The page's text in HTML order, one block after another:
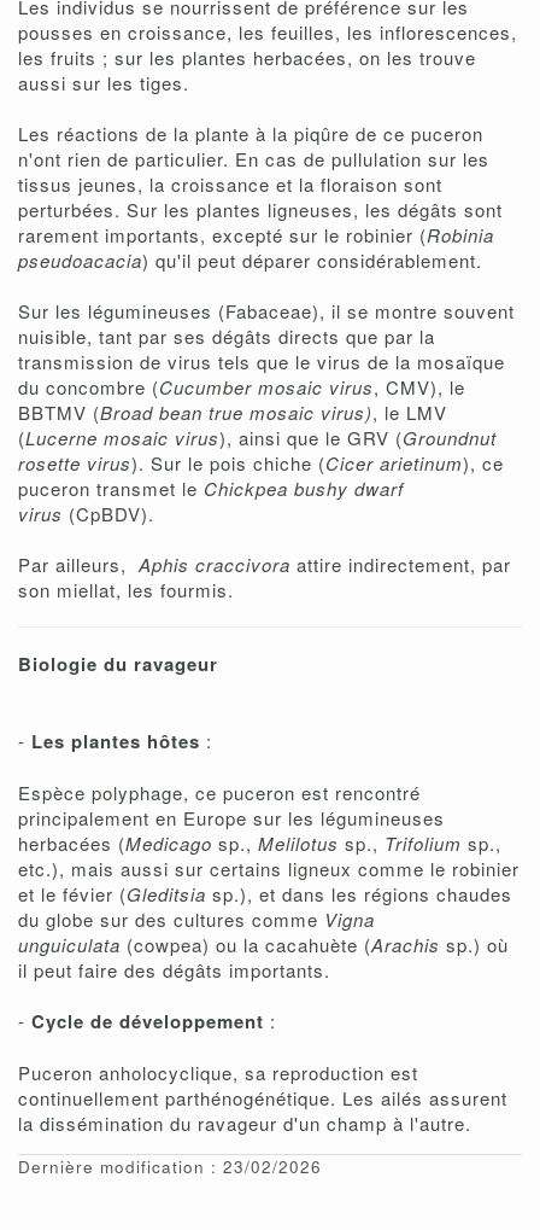
Les individus se nourrissent de préférence sur les
pousses en croissance, les feuilles, les inflorescences,
les fruits ; sur les plantes herbacées, on les trouve
aussi sur les tiges.
Les réactions de la plante à la piqûre de ce puceron
n'ont rien de particulier. En cas de pullulation sur les
tissus jeunes, la croissance et la floraison sont
perturbées. Sur les plantes ligneuses, les dégâts sont
rarement importants, excepté sur le robinier (Robinia
pseudoacacia) qu'il peut déparer considérablement.
Sur les légumineuses (Fabaceae), il se montre souvent
nuisible, tant par ses dégâts directs que par la
transmission de virus tels que le virus de la mosaïque
du concombre (Cucumber mosaic virus, CMV), le
BBTMV (Broad bean true mosaic virus), le LMV
(Lucerne mosaic virus), ainsi que le GRV (Groundnut
rosette virus). Sur le pois chiche (Cicer arietinum), ce
puceron transmet le Chickpea bushy dwarf
virus (CpBDV).
Par ailleurs,Aphis craccivora attire indirectement, par
son miellat, les fourmis.
Biologie du ravageur
- Les plantes hôtes :
Espèce polyphage, ce puceron est rencontré
principalement en Europe sur les légumineuses
herbacées (Medicago sp., Melilotus sp., Trifolium sp.,
etc.), mais aussi sur certains ligneux comme le robinier
et le févier (Gleditsia sp.), et dans les régions chaudes
du globe sur des cultures comme Vigna
unguiculata (cowpea) ou la cacahuète (Arachis sp.) où
il peut faire des dégâts importants.
- Cycle de développement :
Puceron anholocyclique, sa reproduction est
continuellement parthénogénétique. Les ailés assurent
la dissémination du ravageur d'un champ à l'autre.
Dernière modification : 23/02/2026